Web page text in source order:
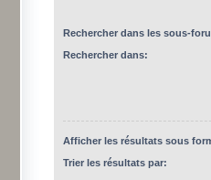
Rechercher dans les sous-
Rechercher dans:
Afficher les résultats sous
Trier les résultats par: